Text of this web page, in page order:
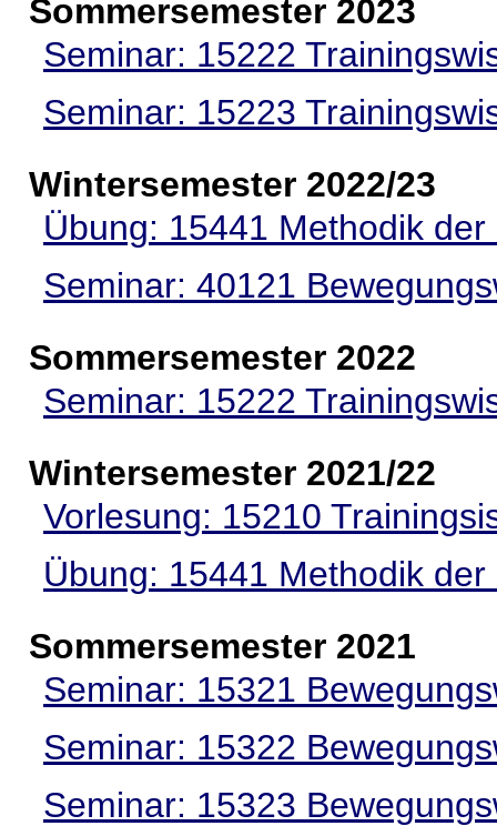
Sommersemester 2023
Seminar: 15222
Seminar: 15223
Wintersemester 2022/23
Übung: 15441 Methodik
Seminar: 40121
Sommersemester 2022
Seminar: 15222
Wintersemester 2021/22
Vorlesung: 15210
Übung: 15441 Methodik
Sommersemester 2021
Seminar: 15321
Seminar: 15322
Seminar: 15323